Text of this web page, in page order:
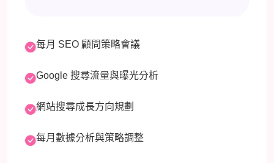
每月 SEO 顧問策略會議
Google 搜尋流量與曝光分析
網站搜尋成長方向規劃
每月數據分析與策略調整